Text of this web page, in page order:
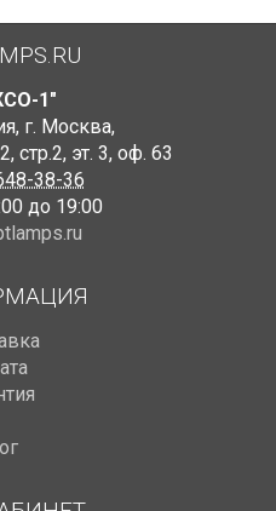
1"
, г. Москва,
стр.2, эт. 3, оф. 63
38-36
до 19:00